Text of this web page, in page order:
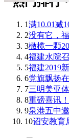
1满10.01减
2没有它，
3橄榄一颗
4福建水院
5福建2019
6党旗飘扬
7三明美亚
8重磅喜讯
9泉港五中
10诏安教育